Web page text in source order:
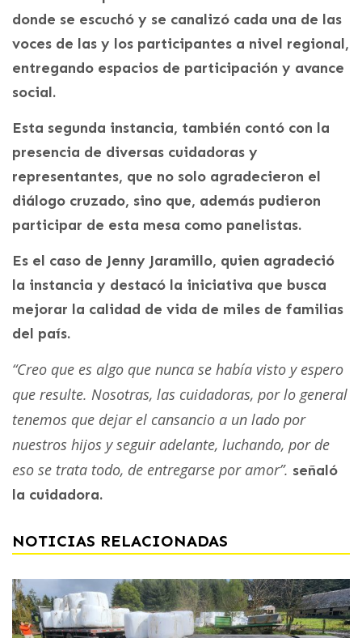
donde se escuchó y se canalizó cada una de las
voces de las y los participantes a nivel regional,
entregando espacios de participación y avance
social.
Esta segunda instancia, también contó con la
presencia de diversas cuidadoras y
representantes, que no solo agradecieron el
diálogo cruzado, sino que, además pudieron
participar de esta mesa como panelistas.
Es el caso de Jenny Jaramillo, quien agradeció
la instancia y destacó la iniciativa que busca
mejorar la calidad de vida de miles de familias
del país.
“Creo que es algo que nunca se había visto y espero
que resulte. Nosotras, las cuidadoras, por lo general
tenemos que dejar el cansancio a un lado por
nuestros hijos y seguir adelante, luchando, por de
eso se trata todo, de entregarse por amor”. señaló
la cuidadora.
NOTICIAS RELACIONADAS